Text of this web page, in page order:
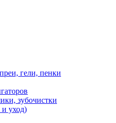
гели, пенки
зубочистки
уход)